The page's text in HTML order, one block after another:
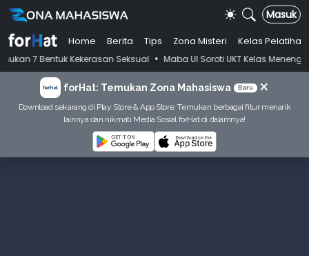
Masuk
Home Berita Tips Zona Misteri
Kelas Pelatihan
Kekerasan Seksual • Maba UI Soroti UKT Kelas Menengah,
forHat: Temukan Zona Mahasiswa Baru ×
Download sekarang di Play Store & App Store. Temukan berbagai fitur menarik
lainnya dan nikmati Media Sosial forHat di dalamnya!